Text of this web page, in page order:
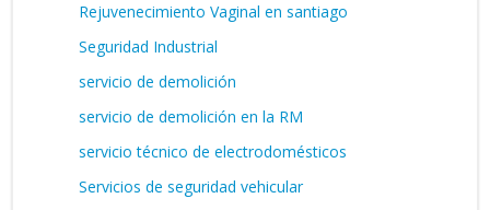
Rejuvenecimiento Vaginal en santiago
Seguridad Industrial
servicio de demolición
servicio de demolición en la RM
servicio técnico de electrodomésticos
Servicios de seguridad vehicular